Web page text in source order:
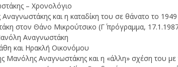
– Χρονολόγιο
και η καταδίκη του σε θάνατο το 1949
στον Θάνο Μικρούτσικο (Γ΄ πρόγραμμα,
Αναγνωστάκη
και Ηρακλή Οικονόμου
Μανόλης Αναγνωστάκης και η «άλλη» σχέση του με